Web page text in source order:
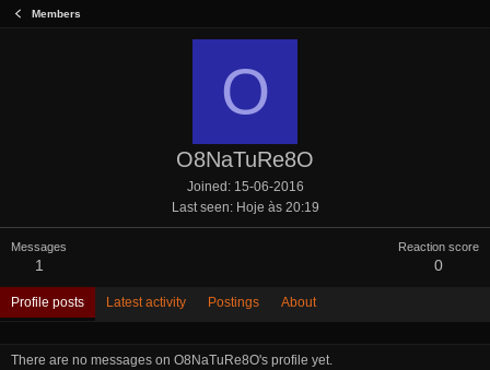
Members
O
O8NaTuRe8O
Joined
15-06-2016
Last seen
Hoje às 20:19
Messages
1
Reaction score
0
Profile posts Latest activity Postings About
There are no messages on O8NaTuRe8O's profile yet.